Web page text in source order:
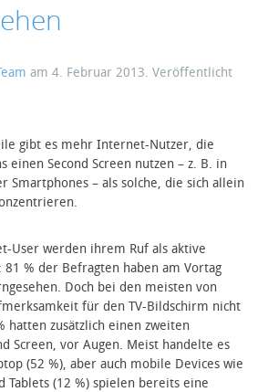
am 4. Februar 2013. Veröffentlicht
gibt es mehr Internet-Nutzer, die
einen Second Screen nutzen – z. B. in
Smartphones – als solche, die sich allein
User werden ihrem Ruf als aktive
% der Befragten haben am Vortag
Doch bei den meisten von
für den TV-Bildschirm nicht
hatten zusätzlich einen zweiten
Screen, vor Augen. Meist handelte es
(52 %), aber auch mobile Devices wie
Tablets (12 %) spielen bereits eine